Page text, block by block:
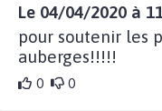
Le 04/04/2020 à
pour soutenir les
auberges!!!!!
0 0